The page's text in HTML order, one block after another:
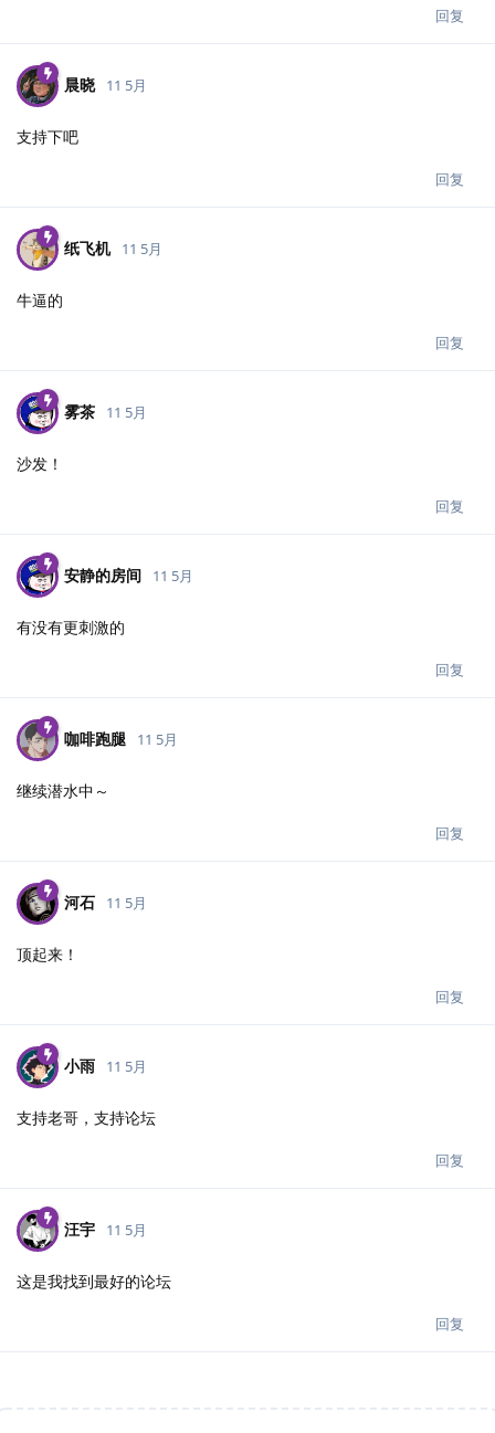
回复
晨晓 11 5月
支持下吧
回复
纸飞机 11 5月
牛逼的
回复
雾茶 11 5月
沙发！
回复
安静的房间 11 5月
有没有更刺激的
回复
咖啡跑腿 11 5月
继续潜水中～
回复
河石 11 5月
顶起来！
回复
小雨 11 5月
支持老哥，支持论坛
回复
汪宇 11 5月
这是我找到最好的论坛
回复